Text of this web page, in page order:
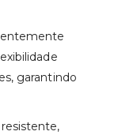
garantindo